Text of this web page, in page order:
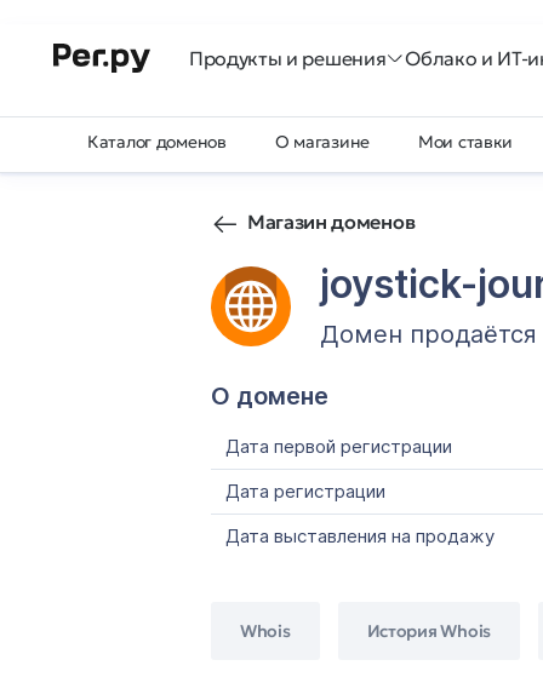
Продукты и решения Облако и ИТ-
Каталог доменов О магазине Мои ставки
Магазин доменов
joystick-
Домен продаётся
О домене
Дата первой регистрации
Дата регистрации
Дата выставления на продажу
Whois История Whois